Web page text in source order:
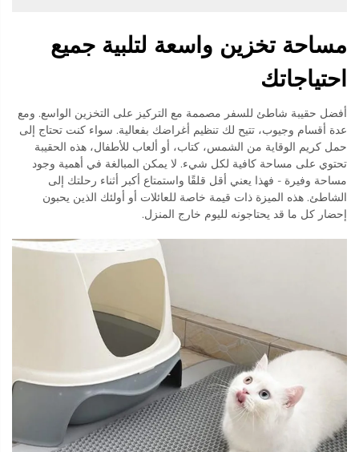
مساحة تخزين واسعة لتلبية جميع
احتياجاتك
أفضل حقيبة شاطئ للسفر مصممة مع التركيز على التخزين الواسع. ومع
عدة أقسام وجيوب، تتيح لك تنظيم أغراضك بفعالية. سواء كنت تحتاج إلى
حمل كريم الوقاية من الشمس، كتاب، أو ألعاب للأطفال، هذه الحقيبة
تحتوي على مساحة كافية لكل شيء. لا يمكن المبالغة في أهمية وجود
مساحة وفيرة - فهذا يعني أقل قلقًا واستمتاع أكبر أثناء رحلتك إلى
الشاطئ. هذه الميزة ذات قيمة خاصة للعائلات أو أولئك الذين يحبون
إحضار كل ما قد يحتاجونه لليوم خارج المنزل.